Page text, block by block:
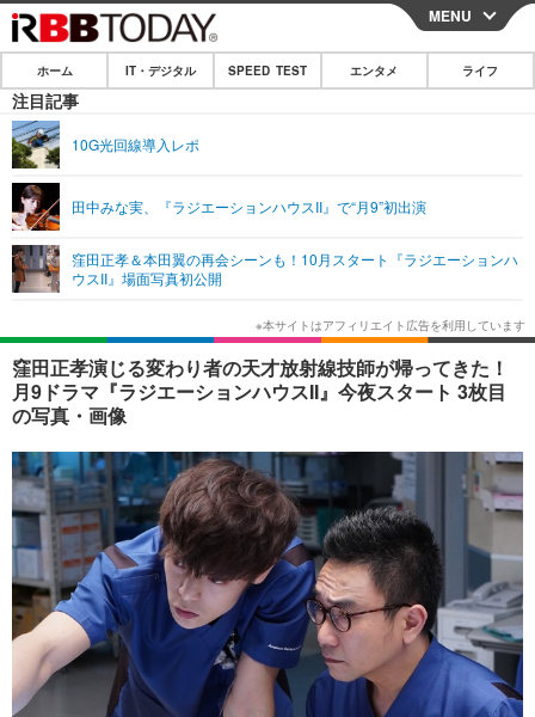
CLOSE
ホーム
IT・デジタル
ショッピング その他
SPEED TEST
エンタメ
エンタメTOP
韓国・芸能
音楽 スポーツ
グラビア
ショッピング その他
ライフ
ライフTOP グルメ
ペット ショッピング
その他
リリース一覧
プッシュ通知の停止方法
MENU
ホーム IT・デジタル SPEED TEST エンタメ ライフ
注目記事
10G光回線導入レポ
田中みな実、『ラジエーションハウスII』で“月9”初出演
窪田正孝＆本田翼の再会シーンも！10月スタート『ラジエーションハ
ウスII』場面写真初公開
窪田正孝演じる変わり者の天才放射線技師が帰ってきた！
月9ドラマ『ラジエーションハウスII』今夜スタート 3枚目
の写真・画像